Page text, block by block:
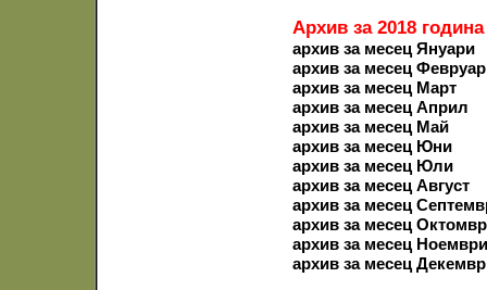
Архив за 2018 година
архив за месец Януари
архив за месец
архив за месец Март
архив за месец Април
архив за месец Май
архив за месец Юни
архив за месец Юли
архив за месец Август
архив за месец
архив за месец
архив за месец Ноември
архив за месец